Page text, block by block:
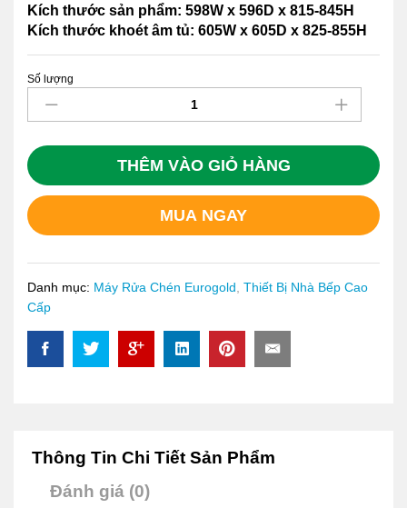
Kích thước sản phẩm: 598W x 596D x 815-845H
Kích thước khoét âm tủ: 605W x 605D x 825-855H
Máy
Rửa
Chén
Eurogold
EUW85TL16BV
quantity
Số lượng
THÊM VÀO GIỎ HÀNG
MUA NGAY
Danh mục: Máy Rửa Chén Eurogold, Thiết Bị Nhà Bếp Cao
Cấp
Thông Tin Chi Tiết Sản Phẩm
Đánh giá (0)